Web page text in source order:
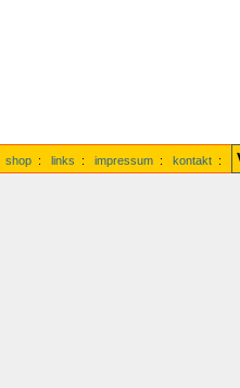
shop : links : impressum : kontakt :